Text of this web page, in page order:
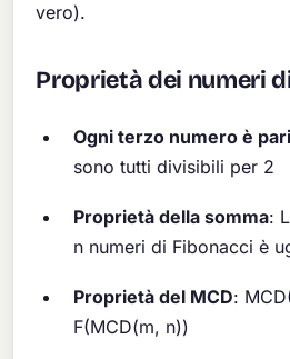
vero).
Proprietà dei numeri
Ogni terzo numero è pari
sono tutti divisibili per 2
Proprietà della somma:
n numeri di Fibonacci è
Proprietà del MCD:
F(MCD(m, n))